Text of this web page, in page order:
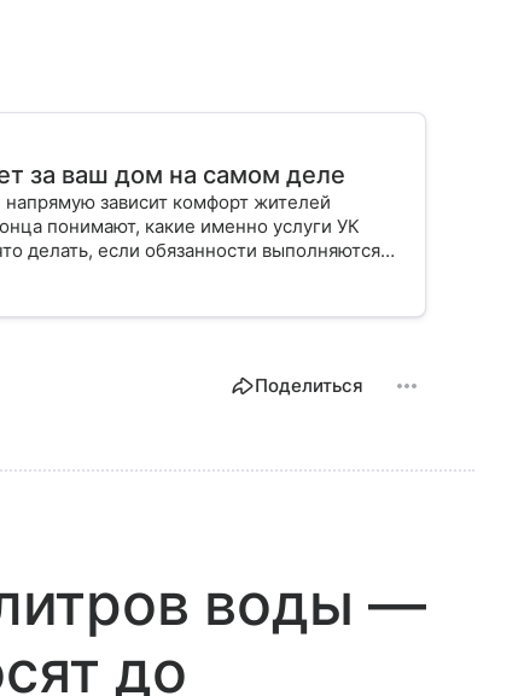
за ваш дом на самом деле
зависит комфорт жителей
понимают, какие именно услуги УК
делать, если обязанности выполняются
Поделиться
воды —
до